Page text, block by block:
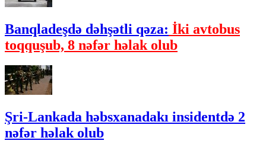
Banqladeşdə dəhşətli qəza: İki avtobus
toqquşub, 8 nəfər həlak olub
Şri-Lankada həbsxanadakı insidentdə 2
nəfər həlak olub